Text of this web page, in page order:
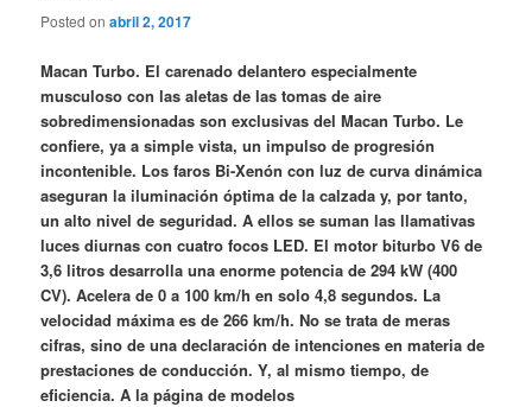
Posted onabril 2, 2017
Macan Turbo. El carenado delantero especialmente
musculoso con las aletas de las tomas de aire
sobredimensionadas son exclusivas del Macan Turbo. Le
confiere, ya a simple vista, un impulso de progresión
incontenible. Los faros Bi-Xenón con luz de curva dinámica
aseguran la iluminación óptima de la calzada y, por tanto,
un alto nivel de seguridad. A ellos se suman las llamativas
luces diurnas con cuatro focos LED. El motor biturbo V6 de
3,6 litros desarrolla una enorme potencia de 294 kW (400
CV). Acelera de 0 a 100 km/h en solo 4,8 segundos. La
velocidad máxima es de 266 km/h. No se trata de meras
cifras, sino de una declaración de intenciones en materia de
prestaciones de conducción. Y, al mismo tiempo, de
eficiencia. A la página de modelos